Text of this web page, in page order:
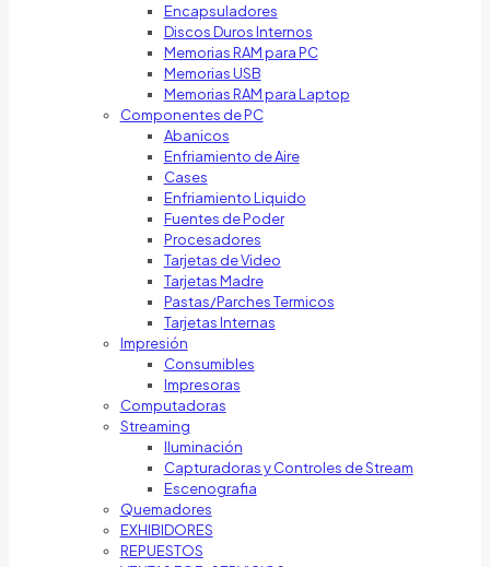
Encapsuladores
Discos Duros Internos
Memorias RAM para PC
Memorias USB
Memorias RAM para Laptop
Componentes de PC
Abanicos
Enfriamiento de Aire
Cases
Enfriamiento Liquido
Fuentes de Poder
Procesadores
Tarjetas de Video
Tarjetas Madre
Pastas/Parches Termicos
Tarjetas Internas
Impresión
Consumibles
Impresoras
Computadoras
Streaming
Iluminación
Capturadoras y Controles de Stream
Escenografia
Quemadores
EXHIBIDORES
REPUESTOS